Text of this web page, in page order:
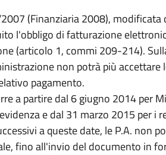
(Finanziaria 2008),
l'obbligo di fatturazione
(articolo 1, commi 209-214).
non potrà più
pagamento.
a partire dal 6 giugno 2014 per
e dal 31 marzo 2015 per i
a queste date, le P.A. non
fino all'invio del documento in